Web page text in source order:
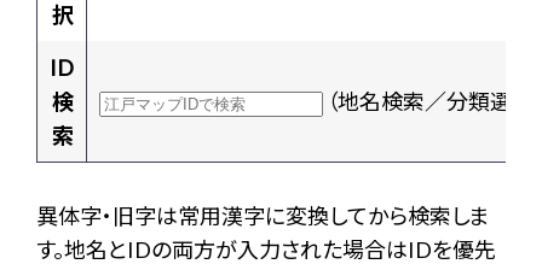
択
ID
検
索
（地名検索／分類選択
異体字・旧字は常用漢字に変換してから検索しま
す。地名とIDの両方が入力された場合はIDを優先